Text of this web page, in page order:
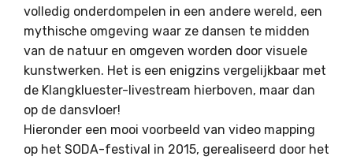
volledig onderdompelen in een andere wereld, een
mythische omgeving waar ze dansen te midden
van de natuur en omgeven worden door visuele
kunstwerken. Het is een enigzins vergelijkbaar met
de Klangkluester-livestream hierboven, maar dan
op de dansvloer!
Hieronder een mooi voorbeeld van video mapping
op het SODA-festival in 2015, gerealiseerd door het